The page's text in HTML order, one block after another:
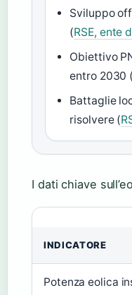
Sviluppo
(RSE, ente
Obiettivo
entro 2030 (
Battaglie
risolvere (
I dati chiave
INDICATORE
Potenza eolica